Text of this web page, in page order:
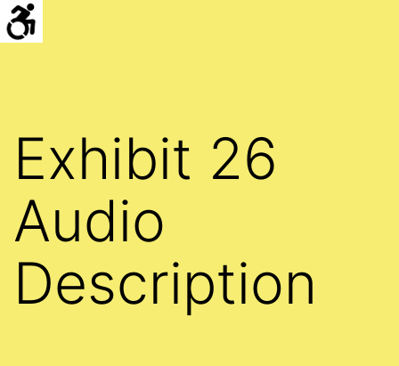
Skip
toHello
트
Exhibit 26
Audio
Description